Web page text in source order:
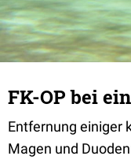
FK-OP bei
Entfernung einiger
Magen und